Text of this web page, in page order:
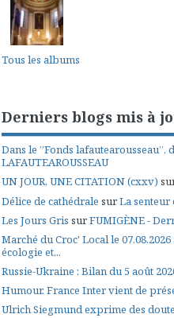
Tous les albums
Derniers blogs mis à
Dans le ”Fonds lafautearousseau”,
LAFAUTEAROUSSEAU
UN JOUR, UNE CITATION (cxxv)
Délice de cathédrale surLa
Les Jours Gris surFUMIGÈNE -
Marché du Croc' Local le
écologie et...
Russie-Ukraine : Bilan du 5 août
Humour. France Inter vient de
Ulrich Siegmund exprime des